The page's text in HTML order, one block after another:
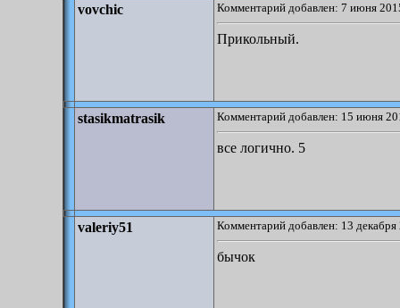
vovchic Комментарий добавлен: 7 июня
Прикольный.
stasikmatrasik Комментарий добавлен: 15 июня
все логично. 5
valeriy51 Комментарий добавлен: 13
бычок